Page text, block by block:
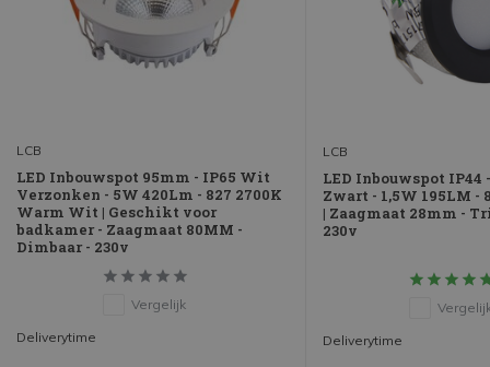
LCB
LED Inbouwspot 95mm - IP65 Wit
Verzonken - 5W 420Lm - 827 2700K
Warm Wit | Geschikt voor
badkamer - Zaagmaat 80MM -
Dimbaar - 230v
Vergelijk
Deliverytime
LCB
LED Inbouwspot
Zwart - 1,5W 195LM -
| Zaagmaat 28mm -
230v
Deliverytime